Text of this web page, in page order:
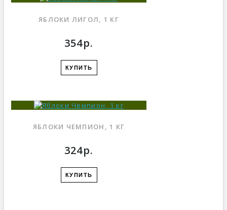
ЯБЛОКИ ЛИГОЛ, 1 КГ
354р.
КУПИТЬ
ЯБЛОКИ ЧЕМПИОН, 1 КГ
324р.
КУПИТЬ